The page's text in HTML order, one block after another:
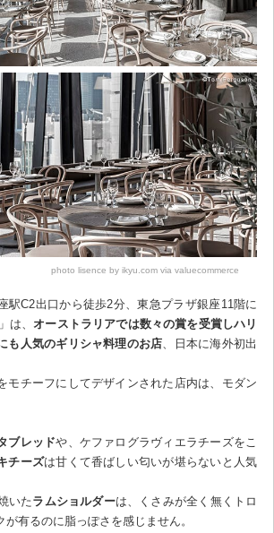
photo lisence by ikyu.com via valuecommerce
駅C2出口から徒歩2分、東急プラザ銀座11階に
は、オーストラリアでは数々の賞を受賞しハリ
も人気のギリシャ料理のお店、日本に海外初出
モチーフにしてデザインされた店内は、モダン
ブレッドや、ケファログラヴィエラチーズをこ
チーズは甘くて香ばしい匂いが堪らないと人気
いたラムショルダーは、くさみが全く無くトロ
が有るのに脂っぽさを感じません。